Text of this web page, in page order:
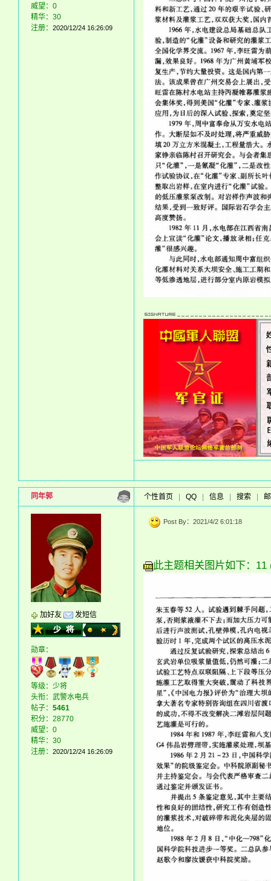
威望：0
精华：30
注册：
2020/12/24 16:26:09
同年郭 个性首页 QQ 信息 搜索
加好友 发短信
勋章：
等级：少将
头衔：武警水电兵
帖子： 5461
积分：28770
威望：0
精华：30
注册：
2020/12/24 16:26:09
Post By：2021/4/2 6:01:18
此主题相关图片如下：11